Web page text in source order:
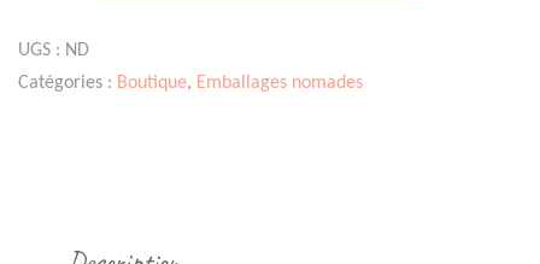
BOX
-
UGS : ND
Catégories : Boutique, Emballages nomades